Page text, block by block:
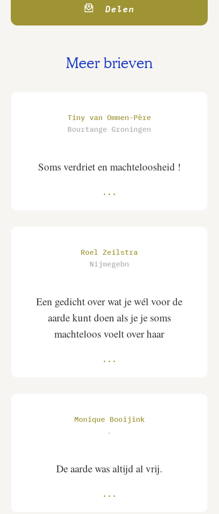
Delen
Meer brieven
Tiny van Ommen-Père
Bourtange Groningen
Soms verdriet en machteloosheid !
Roel Zeilstra
Nijmegebn
Een gedicht over wat je wél voor de
aarde kunt doen als je je soms
machteloos voelt over haar
Monique Booijink
.
De aarde was altijd al vrij.